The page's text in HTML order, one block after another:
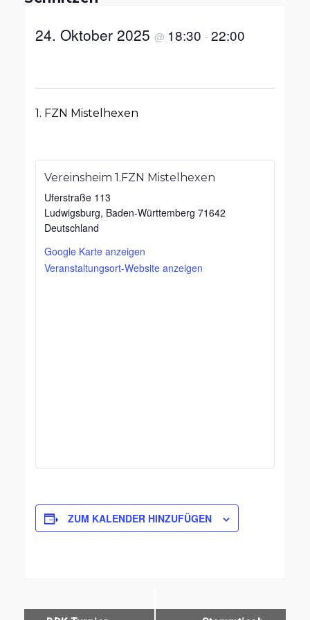
24. Oktober 2025 @ 18:30 - 22:00
1. FZN Mistelhexen
Vereinsheim 1.FZN Mistelhexen
Uferstraße 113
Ludwigsburg, Baden-Württemberg 71642
Deutschland
Google Karte anzeigen
Veranstaltungsort-Website anzeigen
ZUM KALENDER HINZUFÜGEN